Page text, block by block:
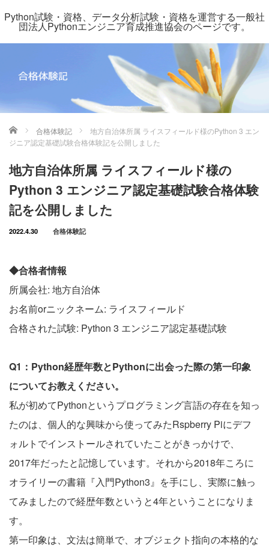
Python試験・資格、データ分析試験・資格を運営する一般社
団法人Pythonエンジニア育成推進協会のページです。
ホーム 合格体験記
地方自治体所属 ライスフィールド様のPython 3 エン
ジニア認定基礎試験合格体験記を公開しました
地方自治体所属 ライスフィールド様の
Python 3 エンジニア認定基礎試験合格体験
記を公開しました
2022.4.30 合格体験記
◆合格者情報
所属会社: 地方自治体
お名前orニックネーム: ライスフィールド
合格された試験: Python 3 エンジニア認定基礎試験
Q1：Python経歴年数とPythonに出会った際の第一印象
についてお教えください。
私が初めてPythonというプログラミング言語の存在を知っ
たのは、個人的な興味から使ってみたRspberry Piにデフ
ォルトでインストールされていたことがきっかけで、
2017年だったと記憶しています。それから2018年ころに
オライリーの書籍『入門Python3』を手にし、実際に触っ
てみましたので経歴年数というと4年ということになりま
す。
第一印象は、文法は簡単で、オブジェクト指向の本格的な